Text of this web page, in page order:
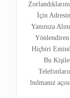
İçin
Yanınıza
Hiçbiri
Bu
bulmanız